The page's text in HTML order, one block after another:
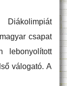
csapat
lebonyolított
válogató. A